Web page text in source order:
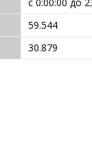
59.544
30.879